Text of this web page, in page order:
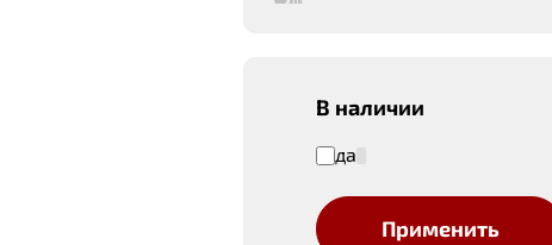
В наличии
да